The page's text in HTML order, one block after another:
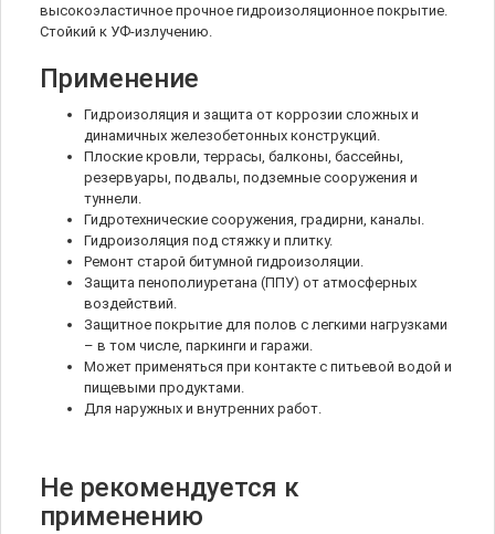
высокоэластичное прочное гидроизоляционное покрытие.
Стойкий к УФ-излучению.
Применение
Гидроизоляция и защита от коррозии сложных и
динамичных железобетонных конструкций.
Плоские кровли, террасы, балконы, бассейны,
резервуары, подвалы, подземные сооружения и
туннели.
Гидротехнические сооружения, градирни, каналы.
Гидроизоляция под стяжку и плитку.
Ремонт старой битумной гидроизоляции.
Защита пенополиуретана (ППУ) от атмосферных
воздействий.
Защитное покрытие для полов с легкими нагрузками
– в том числе, паркинги и гаражи.
Может применяться при контакте с питьевой водой и
пищевыми продуктами.
Для наружных и внутренних работ.
Не рекомендуется к
применению